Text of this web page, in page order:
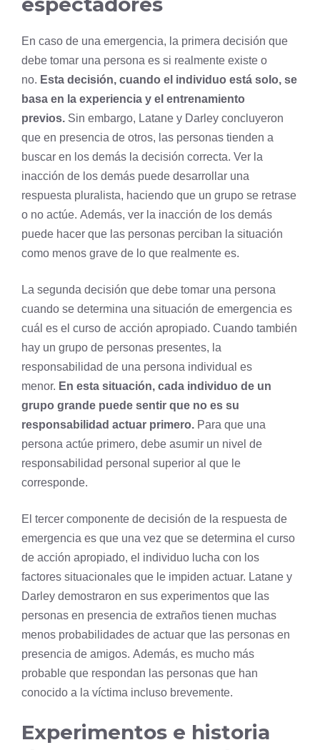
En caso de una emergencia, la primera decisión que
debe tomar una persona es si realmente existe o
no. Esta decisión, cuando el individuo está solo, se
basa en la experiencia y el entrenamiento
previos. Sin embargo, Latane y Darley concluyeron
que en presencia de otros, las personas tienden a
buscar en los demás la decisión correcta. Ver la
inacción de los demás puede desarrollar una
respuesta pluralista, haciendo que un grupo se retrase
o no actúe. Además, ver la inacción de los demás
puede hacer que las personas perciban la situación
como menos grave de lo que realmente es.
La segunda decisión que debe tomar una persona
cuando se determina una situación de emergencia es
cuál es el curso de acción apropiado. Cuando también
hay un grupo de personas presentes, la
responsabilidad de una persona individual es
menor. En esta situación, cada individuo de un
grupo grande puede sentir que no es su
responsabilidad actuar primero. Para que una
persona actúe primero, debe asumir un nivel de
responsabilidad personal superior al que le
corresponde.
El tercer componente de decisión de la respuesta de
emergencia es que una vez que se determina el curso
de acción apropiado, el individuo lucha con los
factores situacionales que le impiden actuar. Latane y
Darley demostraron en sus experimentos que las
personas en presencia de extraños tienen muchas
menos probabilidades de actuar que las personas en
presencia de amigos. Además, es mucho más
probable que respondan las personas que han
conocido a la víctima incluso brevemente.
Experimentos e historia